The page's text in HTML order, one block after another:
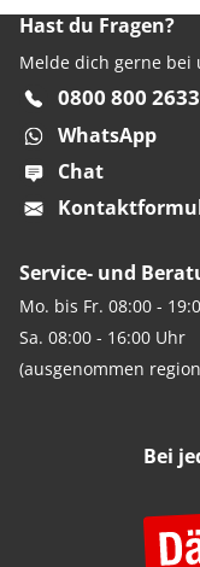
Hast du Fragen?
Melde dich gerne bei
0800 800
WhatsApp
Chat
Service- und
Mo. bis Fr. 08:00 -
Sa. 08:00 - 16:00 Uhr
(ausgenommen
Bei